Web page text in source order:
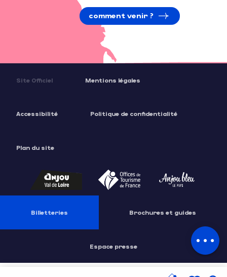
Prestations
par email
comment venir ?
Site Officiel Mentions légales
Accessibilité Politique de confidentialité
Plan du site
Billetteries Brochures et guides
Espace presse